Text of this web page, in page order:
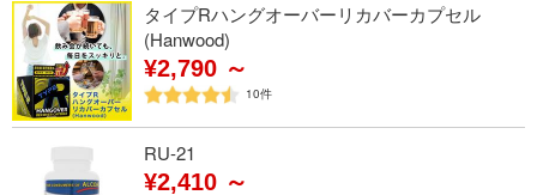
タイプRハングオーバーリカバーカプセル
(Hanwood)
¥2,790 ～
10件
RU-21
¥2,410 ～